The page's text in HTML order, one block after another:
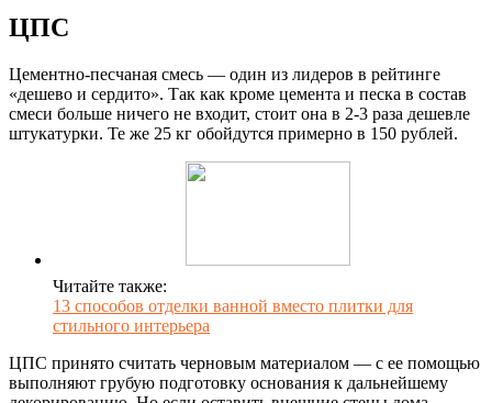
ЦПС
Цементно-песчаная смесь — один из лидеров в рейтинге
«дешево и сердито». Так как кроме цемента и песка в состав
смеси больше ничего не входит, стоит она в 2-3 раза дешевле
штукатурки. Те же 25 кг обойдутся примерно в 150 рублей.
Читайте также:
13 способов отделки ванной вместо плитки для
стильного интерьера
ЦПС принято считать черновым материалом — с ее помощью
выполняют грубую подготовку основания к дальнейшему